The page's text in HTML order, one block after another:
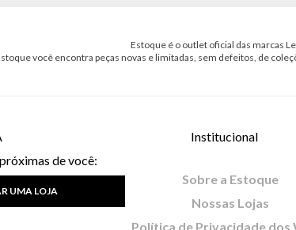
Estoque é o outlet oficial das marcas
você encontra peças novas e limitadas, sem defeitos, de
de você:
UMA LOJA
Institucional
Sobre a Estoque
Nossas Lojas